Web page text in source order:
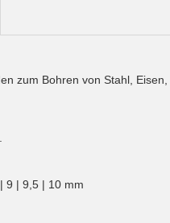
zum Bohren von Stahl,
9 | 9,5 | 10 mm